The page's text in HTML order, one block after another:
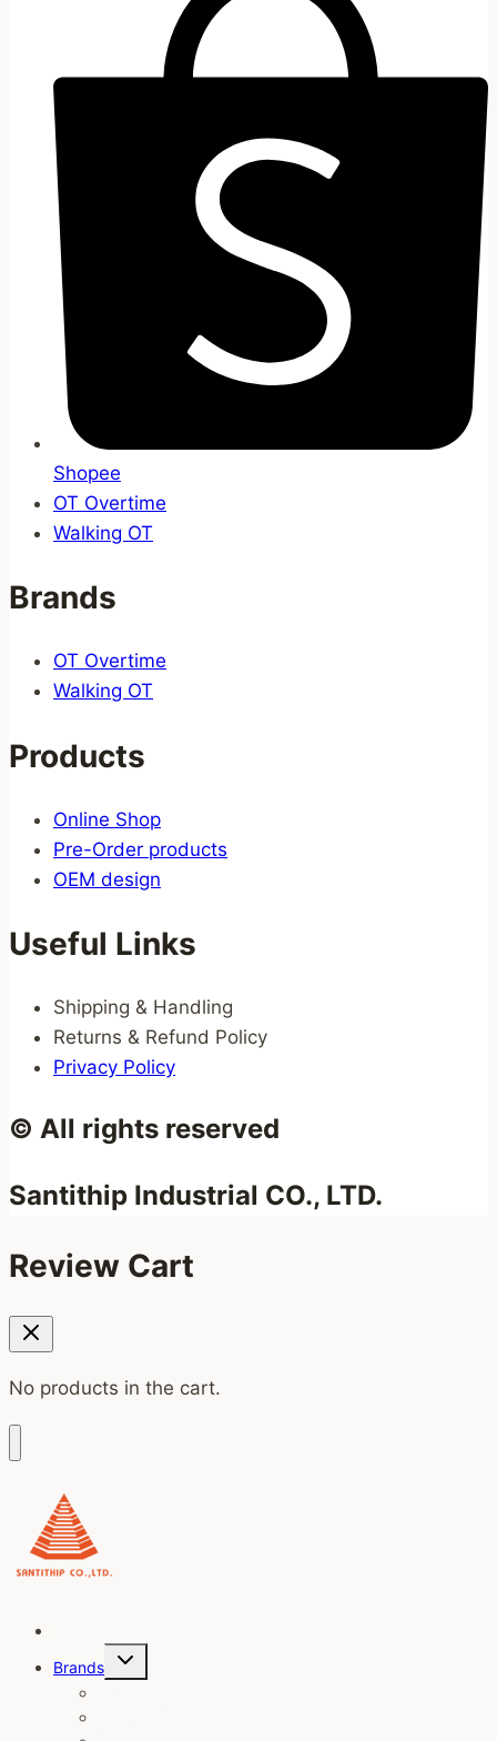
Shopee
OT Overtime
Walking OT
Brands
OT Overtime
Walking OT
Products
Online Shop
Pre-Order products
OEM design
Useful Links
Shipping & Handling
Returns & Refund Policy
Privacy Policy
© All rights reserved
Santithip Industrial CO., LTD.
Review Cart
No products in the cart.
Brands
Toggle